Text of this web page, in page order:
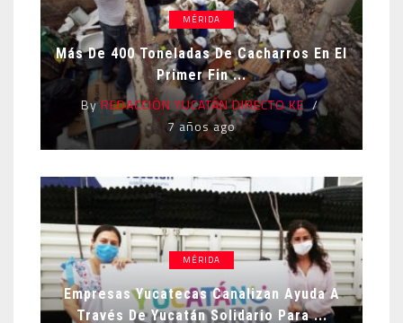
MÉRIDA
Más De 400 Toneladas De Cacharros En El
Primer Fin ...
ByREDACCIÓN YUCATÁN DIRECTO KE
7 años ago
MÉRIDA
Empresas Yucatecas Canalizan Ayuda A
Través De Yucatán Solidario Para ...